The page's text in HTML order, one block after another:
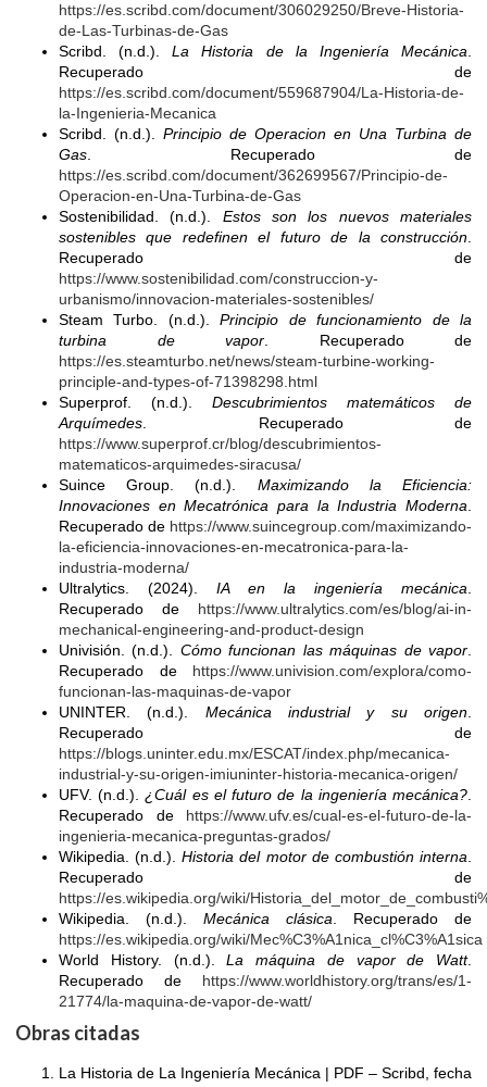
https://es.scribd.com/document/306029250/Breve-Historia-
de-Las-Turbinas-de-Gas
Scribd. (n.d.).La Historia de la Ingeniería Mecánica.
Recuperado de
https://es.scribd.com/document/559687904/La-Historia-de-
la-Ingenieria-Mecanica
Scribd. (n.d.). Principio de Operacion en Una Turbina de
Gas. Recuperado de
https://es.scribd.com/document/362699567/Principio-de-
Operacion-en-Una-Turbina-de-Gas
Sostenibilidad. (n.d.). Estos son los nuevos materiales
sostenibles que redefinen el futuro de la construcción.
Recuperado de
https://www.sostenibilidad.com/construccion-y-
urbanismo/innovacion-materiales-sostenibles/
Steam Turbo. (n.d.).Principio de funcionamiento de la
turbina de vapor. Recuperado de
https://es.steamturbo.net/news/steam-turbine-working-
principle-and-types-of-71398298.html
Superprof. (n.d.). Descubrimientos matemáticos de
Arquímedes. Recuperado de
https://www.superprof.cr/blog/descubrimientos-
matematicos-arquimedes-siracusa/
Suince Group. (n.d.). Maximizando la Eficiencia:
Innovaciones en Mecatrónica para la Industria Moderna.
Recuperado de https://www.suincegroup.com/maximizando-
la-eficiencia-innovaciones-en-mecatronica-para-la-
industria-moderna/
Ultralytics. (2024). IA en la ingeniería mecánica.
Recuperado de https://www.ultralytics.com/es/blog/ai-in-
mechanical-engineering-and-product-design
Univisión. (n.d.). Cómo funcionan las máquinas de vapor.
Recuperado de https://www.univision.com/explora/como-
funcionan-las-maquinas-de-vapor
UNINTER. (n.d.). Mecánica industrial y su origen.
Recuperado de
https://blogs.uninter.edu.mx/ESCAT/index.php/mecanica-
industrial-y-su-origen-imiuninter-historia-mecanica-origen/
UFV. (n.d.).¿Cuál es el futuro de la ingeniería mecánica?.
Recuperado de https://www.ufv.es/cual-es-el-futuro-de-la-
ingenieria-mecanica-preguntas-grados/
Wikipedia. (n.d.).Historia del motor de combustión interna.
Recuperado de
https://es.wikipedia.org/wiki/
Wikipedia. (n.d.). Mecánica clásica. Recuperado de
https://es.wikipedia.org/wiki/Mec%C3%A1nica_cl%C3%A1sica
World History. (n.d.).La máquina de vapor de Watt.
Recuperado de https://www.worldhistory.org/trans/es/1-
21774/la-maquina-de-vapor-de-watt/
Obras citadas
La Historia de La Ingeniería Mecánica | PDF – Scribd, fecha